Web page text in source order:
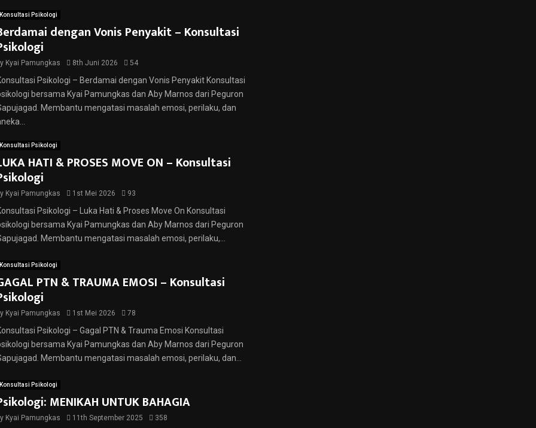
Konsultasi Psikologi
dengan Vonis Penyakit – Konsultasi
Kyai Pamungkas 8th Juni 2026 54
Psikologi – Berdamai dengan Vonis Penyakit Konsultasi
bersama Kyai Pamungkas dan Aby Marnos dari Peguron
Membantu mengatasi masalah emosi, perilaku, dan
Konsultasi Psikologi
HATI & PROSES MOVE ON – Konsultasi
Kyai Pamungkas 1st Mei 2026 93
Psikologi – Luka Hati & Proses Move On Konsultasi
bersama Kyai Pamungkas dan Aby Marnos dari Peguron
Membantu mengatasi masalah emosi, perilaku,...
Konsultasi Psikologi
PTN & TRAUMA EMOSI – Konsultasi
Kyai Pamungkas 1st Mei 2026 78
Psikologi – Gagal PTN & Trauma Emosi Konsultasi
bersama Kyai Pamungkas dan Aby Marnos dari Peguron
Membantu mengatasi masalah emosi, perilaku, dan...
Konsultasi Psikologi
MENIKAH UNTUK BAHAGIA
Kyai Pamungkas 11th September 2025 358